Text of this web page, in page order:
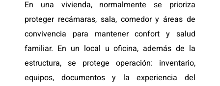
En una vivienda, normalmente se prioriza
proteger recámaras, sala, comedor y áreas de
convivencia para mantener confort y salud
familiar. En un local u oficina, además de la
estructura, se protege operación: inventario,
equipos, documentos y la experiencia del